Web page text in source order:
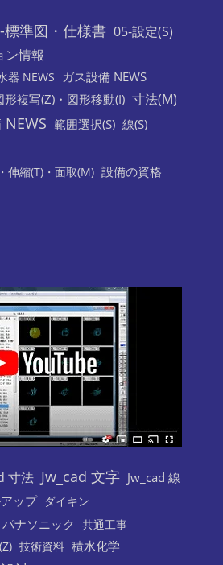
標準図・仕様書 05-設定(S)
ン情報
器 NEWS
ガス設備 NEWS
形複写(Z)・図形移動(I) 寸法(M)
範囲選択(S) 線(S)
伸縮(T)・面取(M) 設備の資格
寸法 Jw_cad 文字 Jw_cad 線
ップ ダイキン
パナソニック
共通工事
技術資料 積水化学